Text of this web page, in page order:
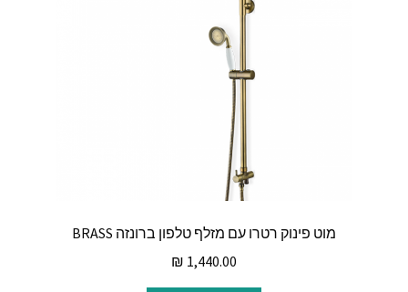
מוט פינוק רטרו עם מזלף טלפון ברונזה BRASS
₪ 1,440.00